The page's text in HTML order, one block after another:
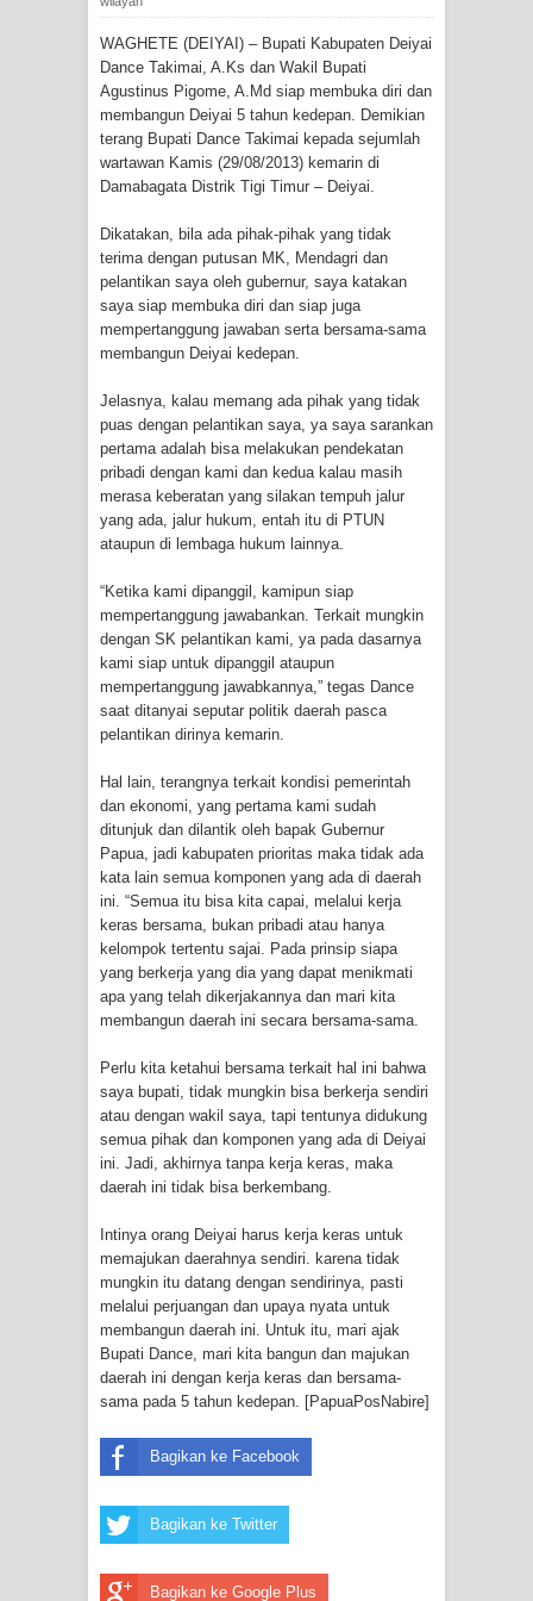
Jalani Sidang BP4R di Jayapura
Kapolresta Jayapura Kota
Mengapresiasi Antusiasme Warga
Saat Nonton Bareng Final Piala Dunia
2026 di Lapangan Karang PTC Entrop
Kebakaran Hanguskan Satu Rumah
Profil Lengkap Papua Barat, Bumi
Cenderawasih di Ujung Barat Papua
Profil Lengkap Provinsi Papua, Bumi
Indonesia
Profil Lengkap Aceh, Provinsi
Istimewa di Ujung Sumatera
Lima Rumah Pribadi Terbakar Di
Hamadi Jayapura Selatan
Gempa M3,3 Guncang Nabire, BMKG
Imbau Waspada Susulan
Mama-Mama Pasar Lama Sentani
Protes Tumpukan Sampah dengan
Polres Jayapura Terima Laporan
Hilangnya Agustina Ester Bonsapia
Marthen Medlama Sebut Pemprov
Papua Siapkan 1000 Kuota Beasiswa
Mace
BRI Region 18 Jayapura Salurkan
Polda Papua pada Peringatan Hari
Bhayangkara ke-80
WAGHETE (DEIYAI) – Bupati Kabupaten Deiyai
Dance Takimai, A.Ks dan Wakil Bupati
Agustinus Pigome, A.Md siap membuka diri dan
membangun Deiyai 5 tahun kedepan. Demikian
terang Bupati Dance Takimai kepada sejumlah
wartawan Kamis (29/08/2013) kemarin di
Damabagata Distrik Tigi Timur – Deiyai.
Dikatakan, bila ada pihak-pihak yang tidak
terima dengan putusan MK, Mendagri dan
pelantikan saya oleh gubernur, saya katakan
saya siap membuka diri dan siap juga
mempertanggung jawaban serta bersama-sama
membangun Deiyai kedepan.
Jelasnya, kalau memang ada pihak yang tidak
puas dengan pelantikan saya, ya saya sarankan
pertama adalah bisa melakukan pendekatan
pribadi dengan kami dan kedua kalau masih
merasa keberatan yang silakan tempuh jalur
yang ada, jalur hukum, entah itu di PTUN
ataupun di lembaga hukum lainnya.
“Ketika kami dipanggil, kamipun siap
mempertanggung jawabankan. Terkait mungkin
dengan SK pelantikan kami, ya pada dasarnya
kami siap untuk dipanggil ataupun
mempertanggung jawabkannya,” tegas Dance
saat ditanyai seputar politik daerah pasca
pelantikan dirinya kemarin.
Hal lain, terangnya terkait kondisi pemerintah
dan ekonomi, yang pertama kami sudah
ditunjuk dan dilantik oleh bapak Gubernur
Papua, jadi kabupaten prioritas maka tidak ada
kata lain semua komponen yang ada di daerah
ini. “Semua itu bisa kita capai, melalui kerja
keras bersama, bukan pribadi atau hanya
kelompok tertentu sajai. Pada prinsip siapa
yang berkerja yang dia yang dapat menikmati
apa yang telah dikerjakannya dan mari kita
membangun daerah ini secara bersama-sama.
Perlu kita ketahui bersama terkait hal ini bahwa
saya bupati, tidak mungkin bisa berkerja sendiri
atau dengan wakil saya, tapi tentunya didukung
semua pihak dan komponen yang ada di Deiyai
ini. Jadi, akhirnya tanpa kerja keras, maka
daerah ini tidak bisa berkembang.
Intinya orang Deiyai harus kerja keras untuk
memajukan daerahnya sendiri. karena tidak
mungkin itu datang dengan sendirinya, pasti
melalui perjuangan dan upaya nyata untuk
membangun daerah ini. Untuk itu, mari ajak
Bupati Dance, mari kita bangun dan majukan
daerah ini dengan kerja keras dan bersama-
sama pada 5 tahun kedepan. [PapuaPosNabire]
Bagikan ke Facebook
Bagikan ke Twitter
Bagikan ke Google Plus